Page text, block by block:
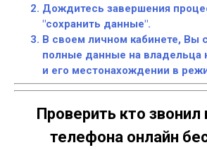
Дождитесь завершения
"сохранить данные".
В своем личном кабинете, Вы
полные данные на владельца
и его местонахождении в
Проверить кто звонил
телефона онлайн